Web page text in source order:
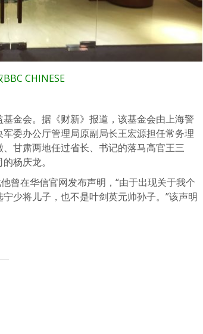
BBC CHINESE
金会。据《财新》报道，该基金会由上海警
委办公厅管理局原副局长王宏源担任常务理
甘肃两地任过省长、书记的落马高官王三
杨庆龙。
曾在华信官网发布声明，“由于出现关于我个
少将儿子，也不是叶剑英元帅孙子。”该声明